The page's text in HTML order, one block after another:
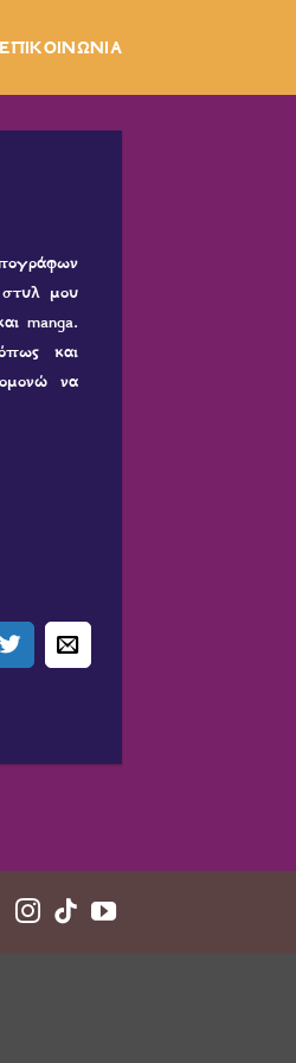
ΕΠΙΚΟΙΝΩΝΙΑ
μου
manga.
και
να